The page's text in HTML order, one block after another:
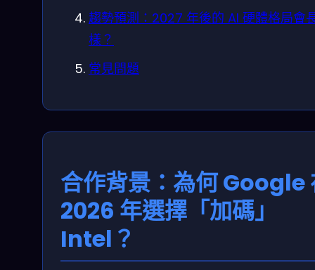
趨勢預測：2027 年後的 AI 硬體格局會
樣？
常見問題
合作背景：為何 Google
2026 年選擇「加碼」
Intel？